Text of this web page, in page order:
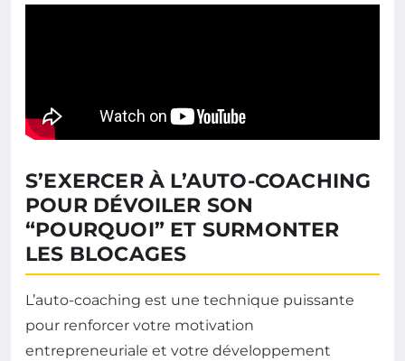
S’EXERCER À L’AUTO-COACHING
POUR DÉVOILER SON
“POURQUOI” ET SURMONTER
LES BLOCAGES
L’auto-coaching est une technique puissante
pour renforcer votre motivation
entrepreneuriale et votre développement